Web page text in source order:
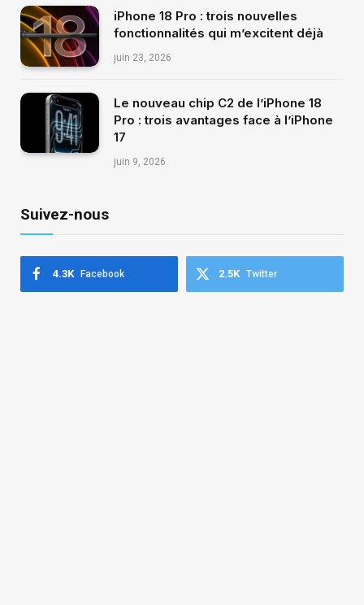
iPhone 18 Pro : trois nouvelles
fonctionnalités qui m’excitent déjà
juin 23, 2026
Le nouveau chip C2 de l’iPhone 18
Pro : trois avantages face à l’iPhone
17
juin 9, 2026
Suivez-nous
Facebook
4.3K Twitter
2.5K